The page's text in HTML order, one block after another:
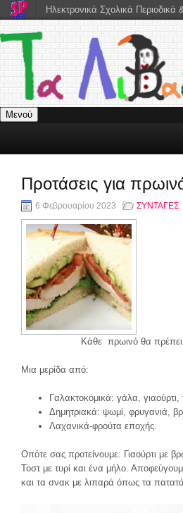
Μενού
Προτάσεις για
6 Φεβρουαρίου 2023 ΣΥΝΤΑΓΕΣ
Κάθε πρωινό θα πρέπει
Μια μερίδα από:
Γαλακτοκομικά: γάλα, γιαούρτι,
Δημητριακά: ψωμί, φρυγανιά,
Λαχανικά-φρούτα εποχής.
Οπότε σας προτείνουμε: Γιαούρτι με
Τοστ με τυρί και ένα μήλο.
και τα σνακ με λιπαρά όπως τα
Ηλεκτρονικά Σχολικά Περιοδικά